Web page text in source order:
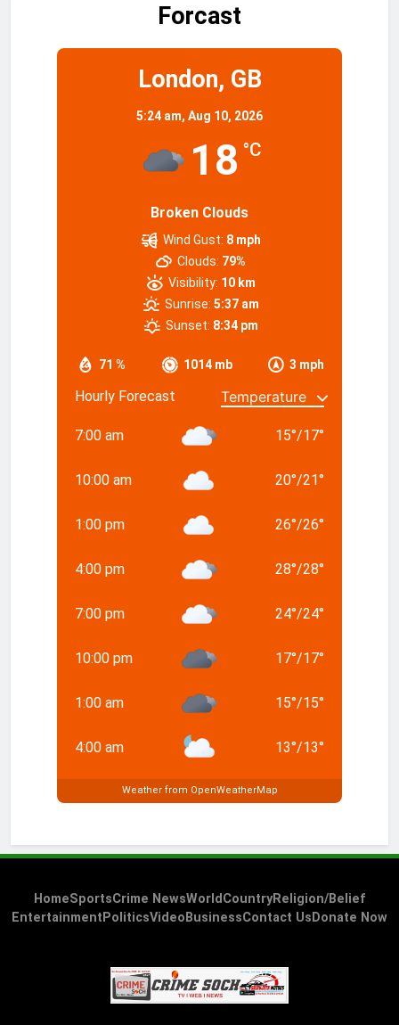
Forcast
London, GB
5:24 am, Aug 10, 2026
18 °C
Broken Clouds
71 % 1014 mb 3 mph
Wind Gust: 8 mph
Clouds: 79%
Visibility: 10 km
Sunrise: 5:37 am
Sunset: 8:34 pm
Hourly Forecast
7:00 am 15°/17°
10:00 am 20°/21°
1:00 pm 26°/26°
4:00 pm 28°/28°
7:00 pm 24°/24°
10:00 pm 17°/17°
1:00 am 15°/15°
4:00 am 13°/13°
Weather from OpenWeatherMap
HomeSportsCrime NewsWorld CountryReligion/Belief
Entertainment PoliticsVideo BusinessContact Us Donate Now